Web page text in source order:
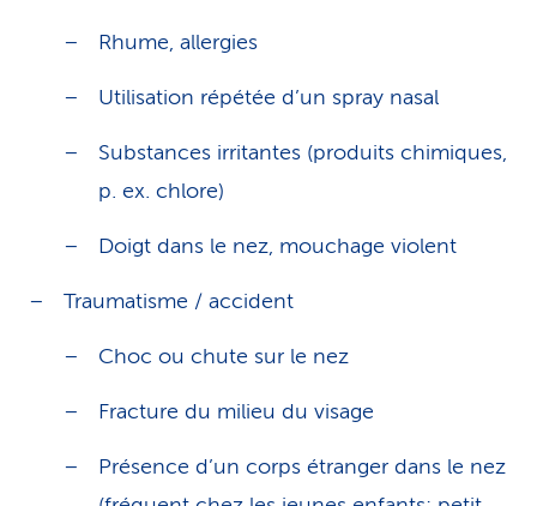
Rhume, allergies
Utilisation répétée d’un spray nasal
Substances irritantes (produits chimiques,
p. ex. chlore)
Doigt dans le nez, mouchage violent
Traumatisme / accident
Choc ou chute sur le nez
Fracture du milieu du visage
Présence d’un corps étranger dans le nez